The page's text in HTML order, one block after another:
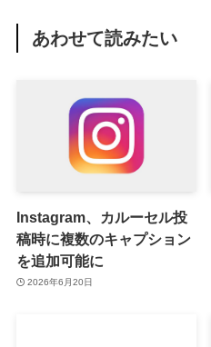
あわせて読みたい
Instagram、カルーセル投
稿時に複数のキャプション
を追加可能に
2026年6月20日